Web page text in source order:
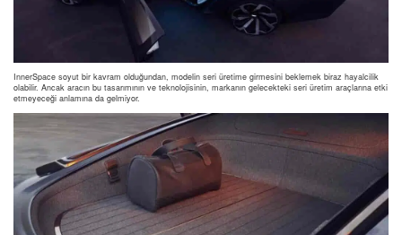
InnerSpace soyut bir kavram olduğundan, modelin seri üretime girmesini beklemek biraz hayalcilik
olabilir. Ancak aracın bu tasarımının ve teknolojisinin, markanın gelecekteki seri üretim araçlarına etki
etmeyeceği anlamına da gelmiyor.